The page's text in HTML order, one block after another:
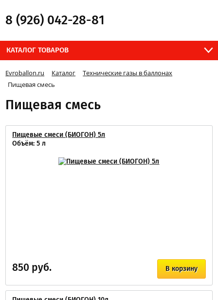
8 (926) 042-28-81
КАТАЛОГ ТОВАРОВ
Evroballon.ru Каталог
Технические газы в баллонах
Пищевая смесь
Пищевая смесь
Пищевые смеси (БИОГОН) 5л
Объём: 5 л
В корзину
850 руб.